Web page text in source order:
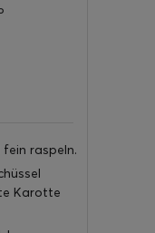
raspeln.
Karotte